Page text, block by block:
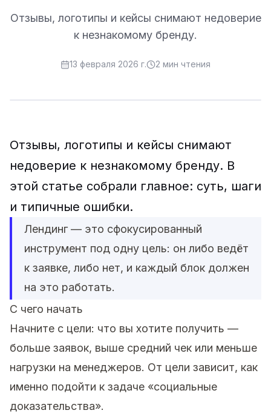
Отзывы, логотипы и кейсы снимают недоверие
к незнакомому бренду.
13 февраля 2026 г. 2 мин чтения
Отзывы, логотипы и кейсы снимают
недоверие к незнакомому бренду. В
этой статье собрали главное: суть, шаги
и типичные ошибки.
Лендинг — это сфокусированный
инструмент под одну цель: он либо ведёт
к заявке, либо нет, и каждый блок должен
на это работать.
С чего начать
Начните с цели: что вы хотите получить —
больше заявок, выше средний чек или меньше
нагрузки на менеджеров. От цели зависит, как
именно подойти к задаче «социальные
доказательства».